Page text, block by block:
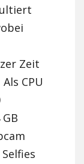
Zeit
CPU